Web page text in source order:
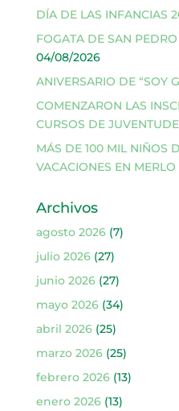
DÍA DE LAS INFANCIAS
FOGATA DE SAN
04/08/2026
ANIVERSARIO DE “SOY
COMENZARON LAS
CURSOS DE
MÁS DE 100 MIL NIÑOS
VACACIONES EN MERLO
Archivos
agosto 2026(7)
julio 2026(27)
junio 2026(27)
mayo 2026(34)
abril 2026(25)
marzo 2026(25)
febrero 2026(13)
enero 2026(13)